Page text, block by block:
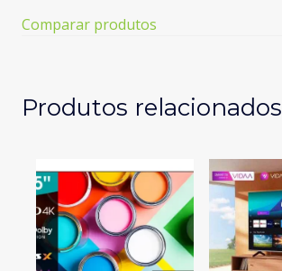
(LED
-
189
4K
Ultra
HD
Smart
Comparar produtos
Produtos relacionados